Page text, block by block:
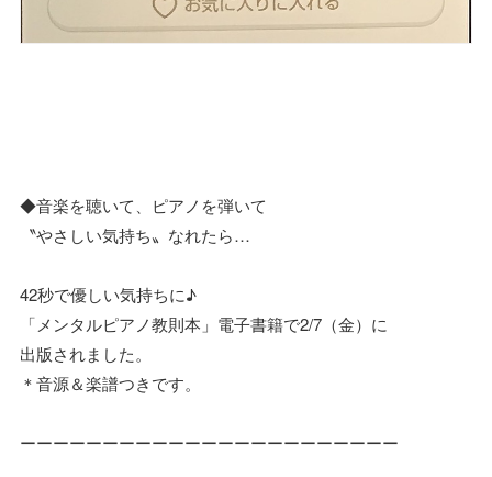
◆音楽を聴いて、ピアノを弾いて
〝やさしい気持ち〟なれたら…
42秒で優しい気持ちに♪
「メンタルピアノ教則本」電子書籍で2/7（金）に
出版されました。
＊音源＆楽譜つきです。
ーーーーーーーーーーーーーーーーーーーーーーー